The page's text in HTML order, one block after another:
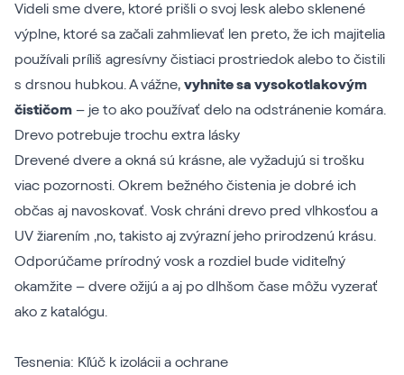
Videli sme dvere, ktoré prišli o svoj lesk alebo sklenené
výplne, ktoré sa začali zahmlievať len preto, že ich majitelia
používali príliš agresívny čistiaci prostriedok alebo to čistili
s drsnou hubkou. A vážne, vyhnite sa vysokotlakovým
čističom – je to ako používať delo na odstránenie komára.
Drevo potrebuje trochu extra lásky
Drevené dvere a okná sú krásne, ale vyžadujú si trošku
viac pozornosti. Okrem bežného čistenia je dobré ich
občas aj navoskovať. Vosk chráni drevo pred vlhkosťou a
UV žiarením ,no, takisto aj zvýrazní jeho prirodzenú krásu.
Odporúčame prírodný vosk a rozdiel bude viditeľný
okamžite – dvere ožijú a aj po dlhšom čase môžu vyzerať
ako z katalógu.
Tesnenia: Kľúč k izolácii a ochrane